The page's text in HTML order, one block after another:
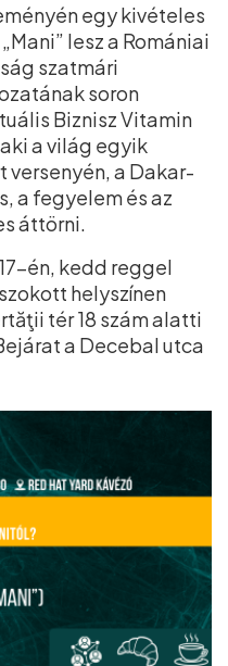
egy kivételes
lesz a Romániai
szatmári
soron
Biznisz Vitamin
a világ egyik
a Dakar-
a fegyelem és az
áttörni.
én, kedd reggel
helyszínen
tér 18 szám alatti
a Decebal utca